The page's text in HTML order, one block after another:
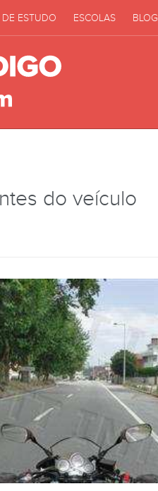
DE ESTUDO ESCOLAS BLOG
do veículo